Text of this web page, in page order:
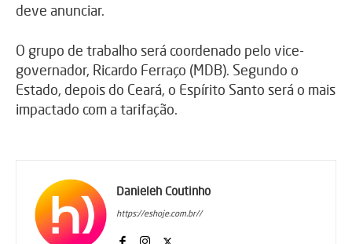
deve anunciar.
O grupo de trabalho será coordenado pelo vice-
governador, Ricardo Ferraço (MDB). Segundo o
Estado, depois do Ceará, o Espírito Santo será o mais
impactado com a tarifação.
Danieleh Coutinho
https://eshoje.com.br//